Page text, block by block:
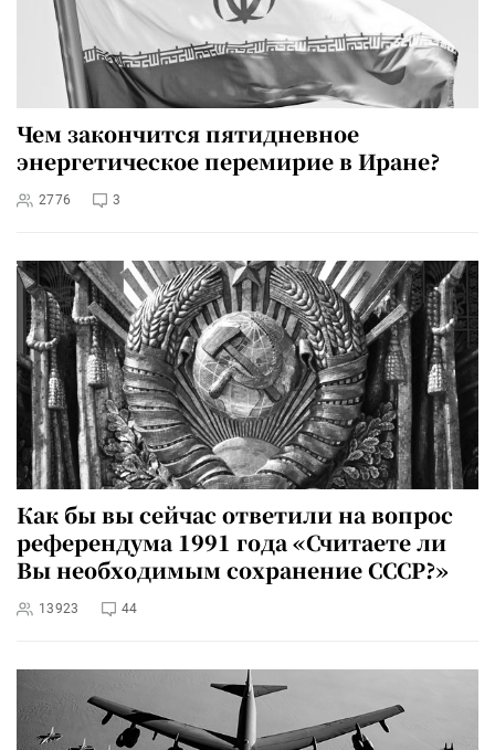
Чем закончится пятидневное
энергетическое перемирие в Иране?
2776 3
Как бы вы сейчас ответили на вопрос
референдума 1991 года «Считаете ли
Вы необходимым сохранение СССР?»
13923 44